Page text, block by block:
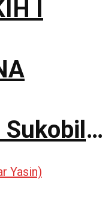
I
Sukobili
i